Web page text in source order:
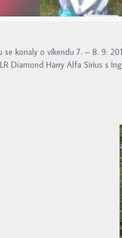
se konaly o víkendu 7. – 8. 9.
Diamond Harry Alfa Sirius s